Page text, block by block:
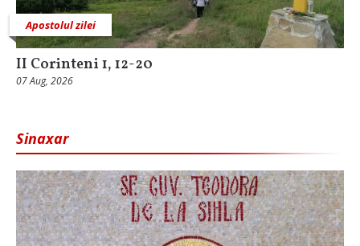
Apostolul zilei
II Corinteni 1, 12-20
07 Aug, 2026
Sinaxar